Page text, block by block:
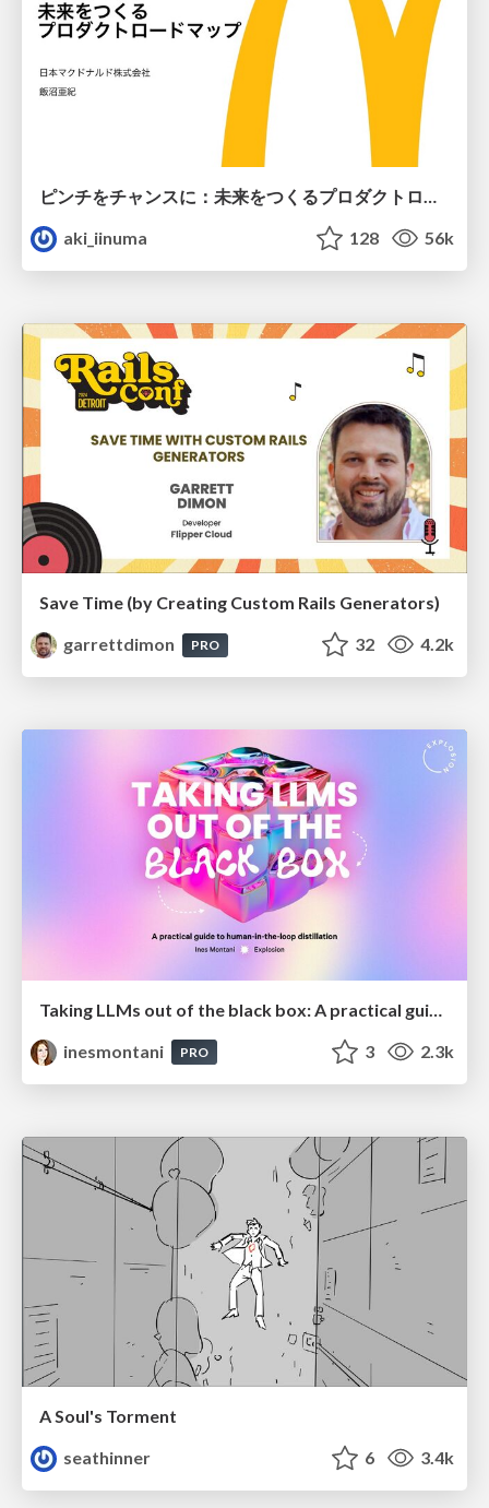
ピンチをチャンスに：未来をつくるプロダクトロードマップ #pmconf2020
aki_iinuma
128 56k
Save Time (by Creating Custom Rails Generators)
garrettdimon
PRO 32 4.2k
inesmontani
PRO 3 2.3k
A Soul's Torment
seathinner
6 3.4k